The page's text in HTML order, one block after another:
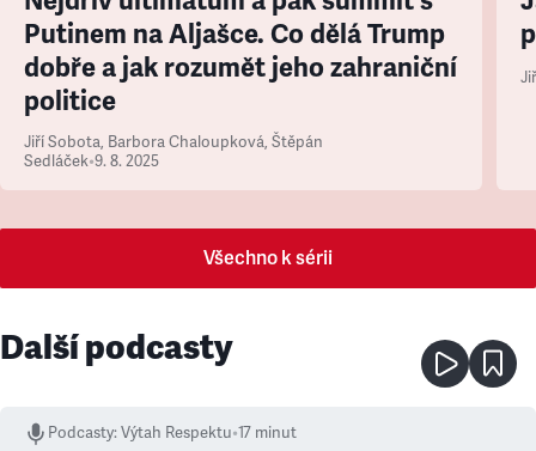
Putinem na Aljašce. Co dělá Trump
dobře a jak rozumět jeho zahraniční
politice
Jiří Sobota, Barbora Chaloupková, Štěpán
Sedláček•9. 8. 2025
Všechno k sérii
Další podcasty
Podcasty:Výtah Respektu•17 minut